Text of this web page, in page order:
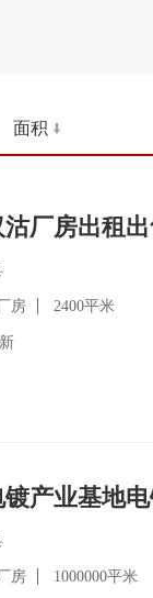
面积
厂房出租
房 2400平米
产业基地
房 1000000平米